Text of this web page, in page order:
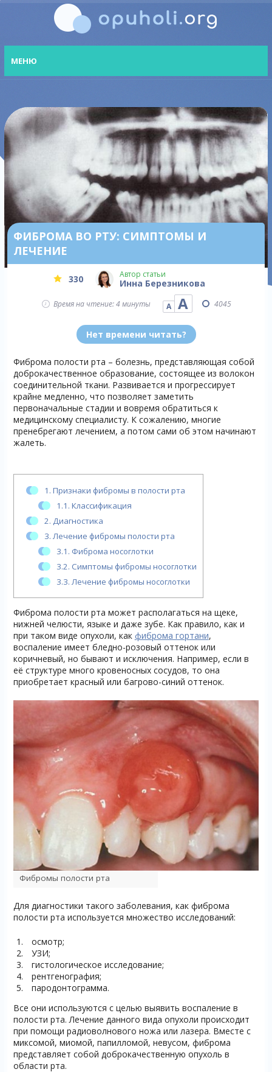
МЕНЮ
ФИБРОМА ВО РТУ: СИМПТОМЫ И
ЛЕЧЕНИЕ
330 Автор статьи
Инна Березникова
Время на чтение: 4 минуты А А 4045
Нет времени читать?
Фиброма полости рта – болезнь, представляющая собой
доброкачественное образование, состоящее из волокон
соединительной ткани. Развивается и прогрессирует
крайне медленно, что позволяет заметить
первоначальные стадии и вовремя обратиться к
медицинскому специалисту. К сожалению, многие
пренебрегают лечением, а потом сами об этом начинают
жалеть.
1. Признаки фибромы в полости рта
1.1. Классификация
2. Диагностика
3. Лечение фибромы полости рта
3.1. Фиброма носоглотки
3.2. Симптомы фибромы носоглотки
3.3. Лечение фибромы носоглотки
Фиброма полости рта может располагаться на щеке,
нижней челюсти, языке и даже зубе. Как правило, как и
при таком виде опухоли, как фиброма гортани,
воспаление имеет бледно-розовый оттенок или
коричневый, но бывают и исключения. Например, если в
её структуре много кровеносных сосудов, то она
приобретает красный или багрово-синий оттенок.
Фибромы полости рта
Для диагностики такого заболевания, как фиброма
полости рта используется множество исследований:
осмотр;
УЗИ;
гистологическое исследование;
рентгенография;
пародонтограмма.
Все они используются с целью выявить воспаление в
полости рта. Лечение данного вида опухоли происходит
при помощи радиоволнового ножа или лазера. Вместе с
миксомой, миомой, папилломой, невусом, фиброма
представляет собой доброкачественную опухоль в
области рта.